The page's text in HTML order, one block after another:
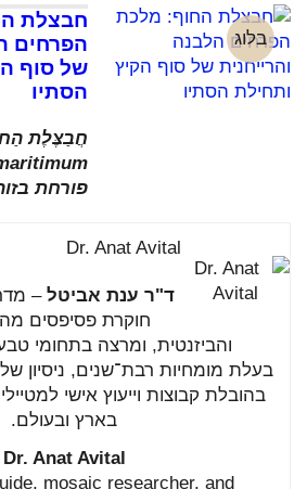
בלוג
חבצלת
הפרחים
של סוף
הסתיו
פורחת
Dr. Anat Avital
ד"ר ענת אביטל –
חוקרתפסיפסים
והביזנטית, ומרצה בתחומי
בעלת מומחיות רבת־שנים, ניסיון
בהובלת קבוצות וייעוץאישי
בארץ ובעולם.
Dr. Anat Avital
mosaic researcher, and